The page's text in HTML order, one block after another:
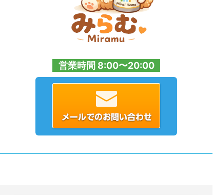
営業時間 8:00〜20:00